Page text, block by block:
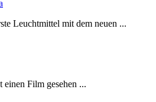
Leuchtmittel mit dem neuen ...
einen Film gesehen ...